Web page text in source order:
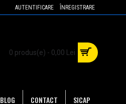
AUTENTIFICARE ÎNREGISTRARE
0 produs(e) - 0,00 Lei
SICAP
CONTACT
BLOG